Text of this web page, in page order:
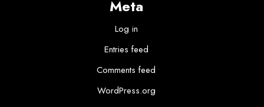
Meta
Log in
Entries feed
Comments feed
WordPress.org